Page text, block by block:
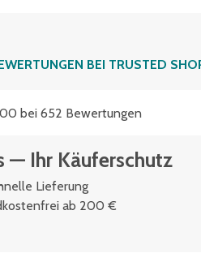
BEI TRUSTED
bei 652 Bewertungen
— Ihr Käuferschutz
Lieferung
ab 200 €